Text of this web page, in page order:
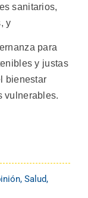
sanitarios,
y
para
y justas
bienestar
vulnerables.
, Salud,